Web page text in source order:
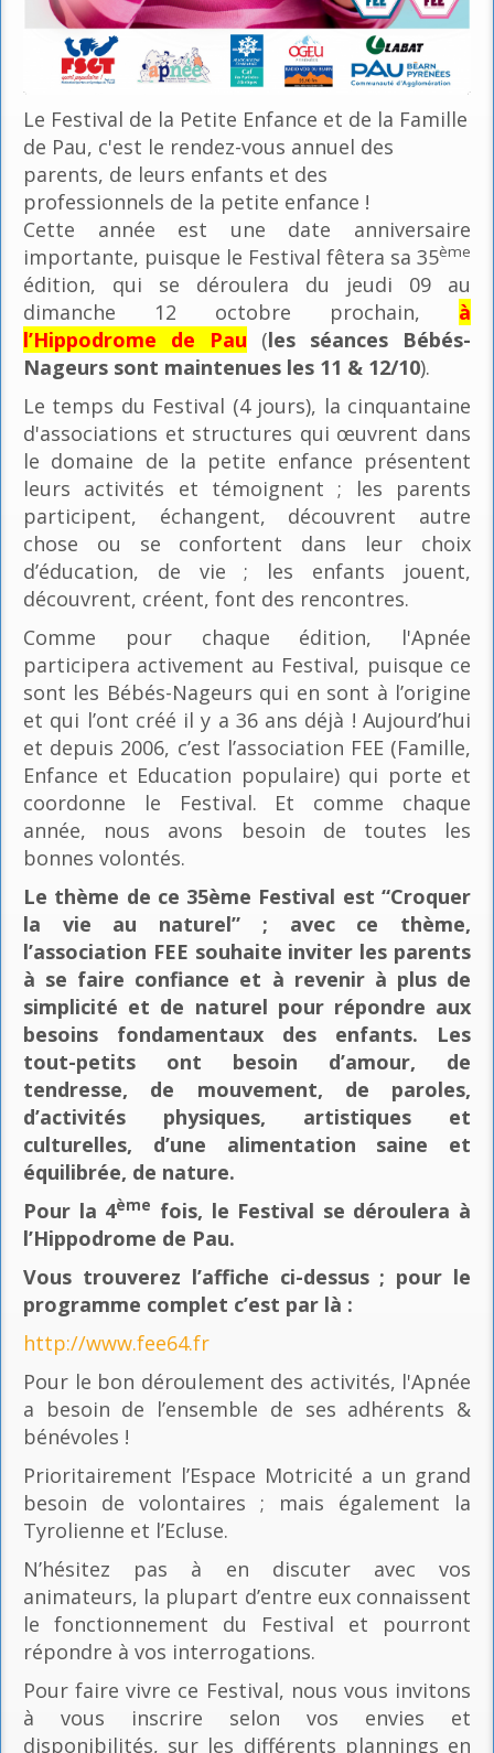
Le Festival de la Petite Enfance et de la Famille
de Pau, c'est le rendez-vous annuel des
parents, de leurs enfants et des
professionnels de la petite enfance !
Cette année est une date anniversaire
importante, puisque le Festival fêtera sa 35ème
édition, qui se déroulera du jeudi 09 au
dimanche 12 octobre prochain, à
l’Hippodrome de Pau (les séances Bébés-
Nageurs sont maintenues les 11 & 12/10).
Le temps du Festival (4 jours), la cinquantaine
d'associations et structures qui œuvrent dans
le domaine de la petite enfance présentent
leurs activités et témoignent ; les parents
participent, échangent, découvrent autre
chose ou se confortent dans leur choix
d’éducation, de vie ; les enfants jouent,
découvrent, créent, font des rencontres.
Comme pour chaque édition, l'Apnée
participera activement au Festival, puisque ce
sont les Bébés-Nageurs qui en sont à l’origine
et qui l’ont créé il y a 36 ans déjà ! Aujourd’hui
et depuis 2006, c’est l’association FEE (Famille,
Enfance et Education populaire) qui porte et
coordonne le Festival. Et comme chaque
année, nous avons besoin de toutes les
bonnes volontés.
Le thème de ce 35ème Festival est “Croquer
la vie au naturel” ; avec ce thème,
l’association FEE souhaite inviter les parents
à se faire confiance et à revenir à plus de
simplicité et de naturel pour répondre aux
besoins fondamentaux des enfants. Les
tout-petits ont besoin d’amour, de
tendresse, de mouvement, de paroles,
d’activités physiques, artistiques et
culturelles, d’une alimentation saine et
équilibrée, de nature.
Pour la 4ème fois, le Festival se déroulera à
l’Hippodrome de Pau.
Vous trouverez l’affiche ci-dessus ; pour le
programme complet c’est par là :
http://www.fee64.fr
Pour le bon déroulement des activités, l'Apnée
a besoin de l’ensemble de ses adhérents &
bénévoles !
Prioritairement l’Espace Motricité a un grand
besoin de volontaires ; mais également la
Tyrolienne et l’Ecluse.
N’hésitez pas à en discuter avec vos
animateurs, la plupart d’entre eux connaissent
le fonctionnement du Festival et pourront
répondre à vos interrogations.
Pour faire vivre ce Festival, nous vous invitons
à vous inscrire selon vos envies et
disponibilités, sur les différents plannings en